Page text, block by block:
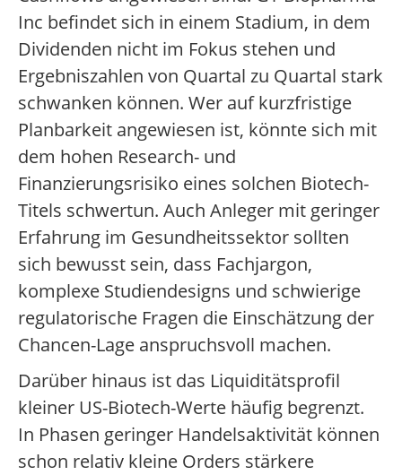
Inc befindet sich in einem Stadium, in dem
Dividenden nicht im Fokus stehen und
Ergebniszahlen von Quartal zu Quartal stark
schwanken können. Wer auf kurzfristige
Planbarkeit angewiesen ist, könnte sich mit
dem hohen Research- und
Finanzierungsrisiko eines solchen Biotech-
Titels schwertun. Auch Anleger mit geringer
Erfahrung im Gesundheitssektor sollten
sich bewusst sein, dass Fachjargon,
komplexe Studiendesigns und schwierige
regulatorische Fragen die Einschätzung der
Chancen-Lage anspruchsvoll machen.
Darüber hinaus ist das Liquiditätsprofil
kleiner US-Biotech-Werte häufig begrenzt.
In Phasen geringer Handelsaktivität können
schon relativ kleine Orders stärkere